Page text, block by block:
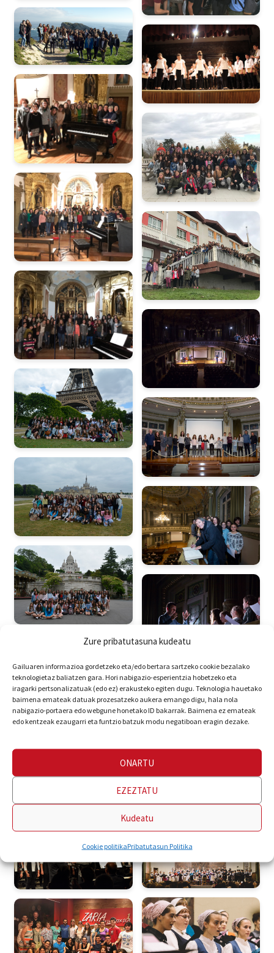
Zure pribatutasuna kudeatu
Gailuaren informazioa gordetzeko eta/edo bertara sartzeko cookie bezalako
teknologietaz baliatzen gara. Hori nabigazio-esperientzia hobetzeko eta
iragarki pertsonalizatuak (edo ez) erakusteko egiten dugu. Teknologia hauetako
baimena emateak datuak prozesatzeko aukera emango digu, hala nola
nabigazio-portaera edo webgune honetako ID bakarrak. Baimena ez emateak
edo kentzeak ezaugarri eta funtzio batzuk modu negatiboan eragin dezake.
ONARTU
EZEZTATU
Kudeatu
Cookie politikaPribatutasun Politika